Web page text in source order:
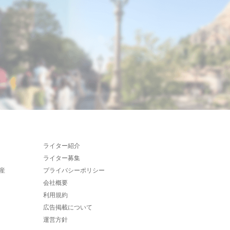
ライター紹介
ライター募集
プライバシーポリシー
会社概要
利用規約
広告掲載について
運営方針